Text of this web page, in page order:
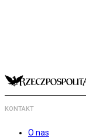
KONTAKT
O nas